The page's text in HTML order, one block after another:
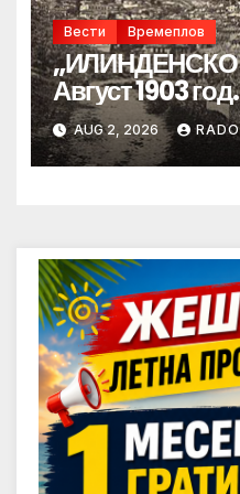
Вести Времеплов
„ИЛИНДЕНСКО
Август 1903 год.
AUG 2, 2026